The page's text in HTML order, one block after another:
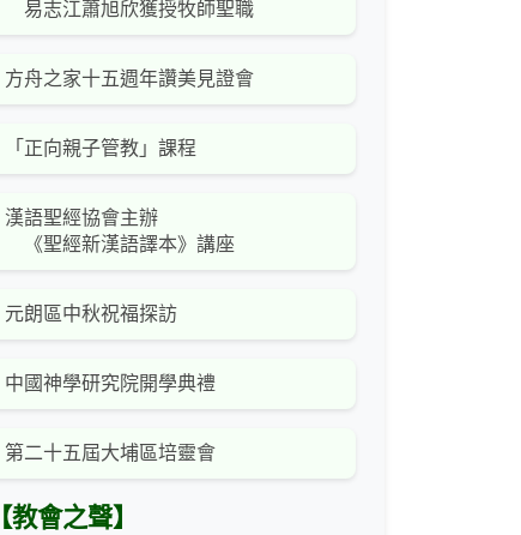
易志江蕭旭欣獲授牧師聖職
方舟之家十五週年讚美見證會
「正向親子管教」課程
漢語聖經協會主辦
《聖經新漢語譯本》講座
元朗區中秋祝福探訪
中國神學研究院開學典禮
第二十五屆大埔區培靈會
【教會之聲】